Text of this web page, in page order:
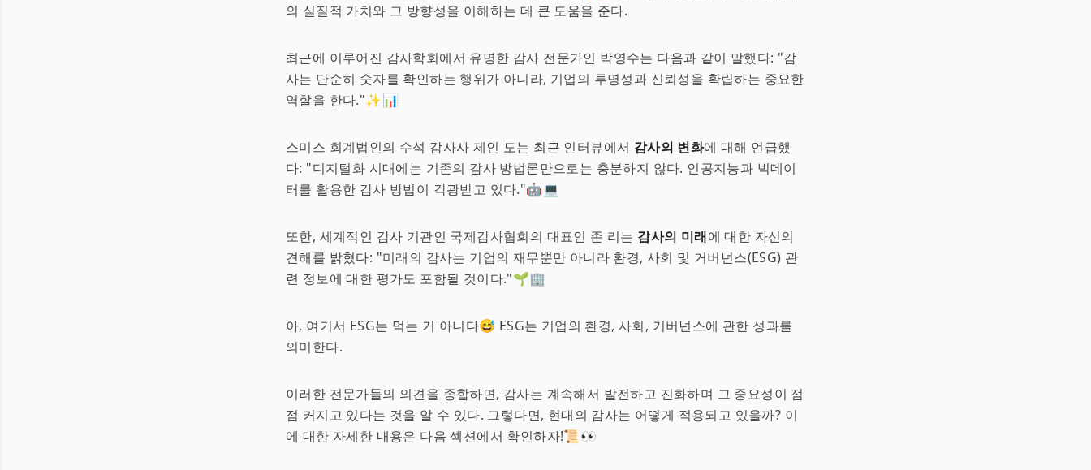
의 실질적 가치와 그 방향성을 이해하는 데 큰 도움을 준다.
최근에 이루어진 감사학회에서 유명한 감사 전문가인 박영수는 다음과 같이 말했다: "감
사는 단순히 숫자를 확인하는 행위가 아니라, 기업의 투명성과 신뢰성을 확립하는 중요한
역할을 한다."✨📊
스미스 회계법인의 수석 감사사 제인 도는 최근 인터뷰에서 감사의 변화에 대해 언급했
다: "디지털화 시대에는 기존의 감사 방법론만으로는 충분하지 않다. 인공지능과 빅데이
터를 활용한 감사 방법이 각광받고 있다."🤖💻
또한, 세계적인 감사 기관인 국제감사협회의 대표인 존 리는 감사의 미래에 대한 자신의
견해를 밝혔다: "미래의 감사는 기업의 재무뿐만 아니라 환경, 사회 및 거버넌스(ESG) 관
련 정보에 대한 평가도 포함될 것이다."🌱🏢
아, 여기서 ESG는 먹는 거 아니다😅 ESG는 기업의 환경, 사회, 거버넌스에 관한 성과를
의미한다.
이러한 전문가들의 의견을 종합하면, 감사는 계속해서 발전하고 진화하며 그 중요성이 점
점 커지고 있다는 것을 알 수 있다. 그렇다면, 현대의 감사는 어떻게 적용되고 있을까? 이
에 대한 자세한 내용은 다음 섹션에서 확인하자!📜👀